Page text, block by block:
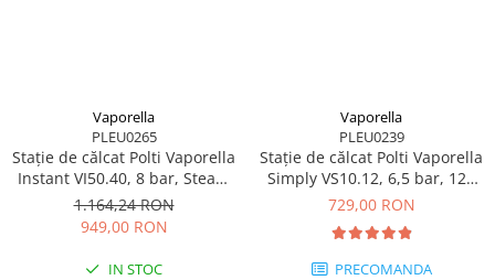
Vaporella
PLEU0265
Stație de călcat Polti Vaporella
Instant VI50.40, 8 bar, Steam
Pulse 600 g
1.164,24 RON
949,00 RON
IN STOC
Vaporella
PLEU0239
Stație de călcat Polti Vaporella
Simply VS10.12, 6,5 bar, 120
g/min
729,00 RON
PRECOMANDA